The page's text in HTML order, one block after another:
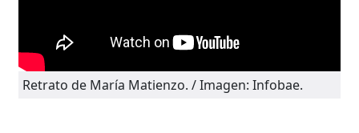
Retrato de María Matienzo. / Imagen: Infobae.